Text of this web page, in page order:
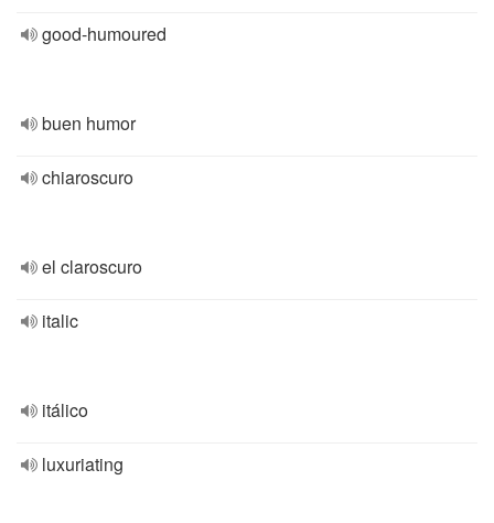
good-humoured
buen humor
chiaroscuro
el claroscuro
italic
itálico
luxuriating